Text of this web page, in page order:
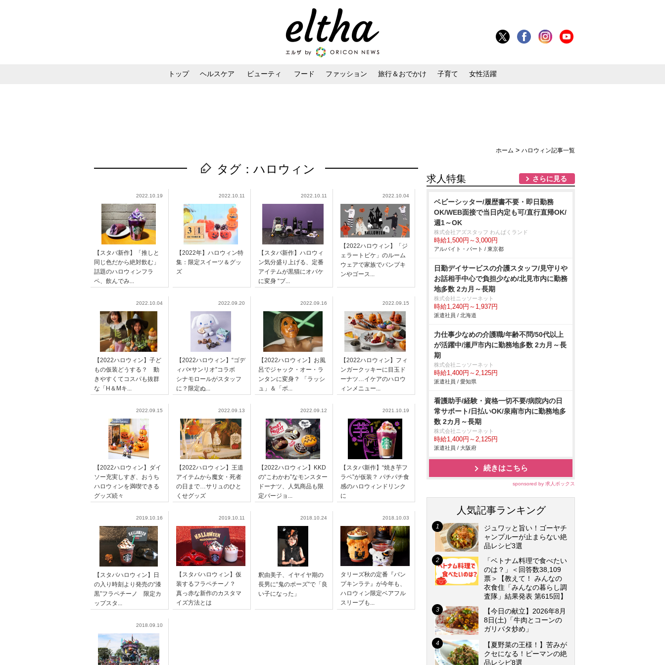
トップ ヘルスケア ビューティ フード ファッション 旅行＆おでかけ 子育て 女性活躍
ホーム > ハロウィン記事一覧
タグ：ハロウィン
2022.10.19
【スタバ新作】「推しと
同じ色だから絶対飲む」
話題のハロウィンフラ
ペ、飲んでみ...
2022.10.11
【2022年】ハロウィン特
集：限定スイーツ＆グッ
ズ
2022.10.11
【スタバ新作】ハロウィ
ン気分盛り上げる、定番
アイテムが黒猫にオバケ
に変身 “ブ...
2022.10.04
【2022ハロウィン】「ジ
ェラートピケ」のルーム
ウェアで家族でパンプキ
ンやゴース...
2022.10.04
【2022ハロウィン】子ど
もの仮装どうする？ 動
きやすくてコスパも抜群
な「H＆Mキ...
2022.09.20
【2022ハロウィン】“ゴデ
ィバ×サンリオ”コラボ
シナモロールがスタッフ
に？限定ぬ...
2022.09.16
【2022ハロウィン】お風
呂でジャック・オー・ラ
ンタンに変身？ 「ラッシ
ュ」＆「ボ...
2022.09.15
【2022ハロウィン】フィ
ンガークッキーに目玉ド
ーナツ…イケアのハロウ
ィンメニュー...
2022.09.15
【2022ハロウィン】ダイ
ソー充実しすぎ、おうち
ハロウィンを満喫できる
グッズ続々
2022.09.13
【2022ハロウィン】王道
アイテムから魔女・死者
の日まで…サリュのひと
くせグッズ
2022.09.12
【2022ハロウィン】KKD
の“こわかわ”なモンスター
ドーナツ、人気商品も限
定バージョ...
2021.10.19
【スタバ新作】“焼き芋フ
ラペ”が仮装？ パチパチ食
感のハロウィンドリンク
に
2019.10.16
【スタバハロウィン】日
の入り時刻より発売の“漆
黒”フラペチーノ 限定カ
ップスタ...
2019.10.11
【スタバハロウィン】仮
装するフラペチーノ？
真っ赤な新作のカスタマ
イズ方法とは
2018.10.24
釈由美子、イヤイヤ期の
長男に“鬼のポーズ”で「良
い子になった」
2018.10.03
タリーズ秋の定番『パン
プキンラテ』が今年も、
ハロウィン限定ベアフル
スリーブも...
2018.09.10
求人特集 さらに見る
ベビーシッター/履歴書不要・即日勤務
OK/WEB面接で当日内定も可/直行直帰OK/
週1～OK
株式会社アズスタッフ わんぱくランド
時給1,500円～3,000円
アルバイト・パート / 東京都
日勤デイサービスの介護スタッフ/見守り
お話相手中心で負担少なめ/北見市内に勤務
地多数 2カ月～長期
株式会社ニッソーネット
時給1,240円～1,937円
派遣社員 / 北海道
力仕事少なめの介護職/年齢不問/50代以上
が活躍中/瀬戸市内に勤務地多数 2カ月～長
期
株式会社ニッソーネット
時給1,400円～2,125円
派遣社員 / 愛知県
看護助手/経験・資格一切不要/病院内の日
常サポート/日払いOK/泉南市内に勤務地多
数 2カ月～長期
株式会社ニッソーネット
時給1,400円～2,125円
派遣社員 / 大阪府
続きはこちら
sponsored by 求人ボックス
人気記事ランキング
ジュワッと旨い！ゴーヤチ
ャンプルーが止まらない絶
品レシピ3選
「ベトナム料理で食べたい
のは？」＜回答数38,109
票＞【教えて！ みんなの
衣食住「みんなの暮らし調
査隊」結果発表 第615回】
【今日の献立】2026年8月
8日(土)「牛肉とコーンの
ガリバタ炒め」
【夏野菜の王様！】苦みが
クセになる！ピーマンの絶
品レシピ8選